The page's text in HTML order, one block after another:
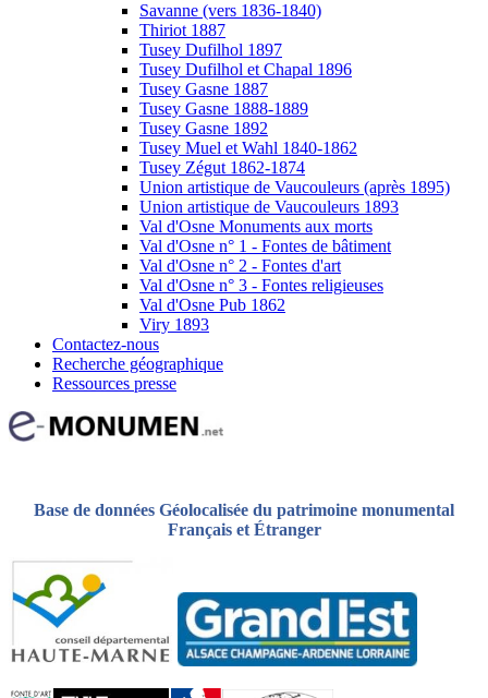
Savanne (vers 1836-1840)
Thiriot 1887
Tusey Dufilhol 1897
Tusey Dufilhol et Chapal 1896
Tusey Gasne 1887
Tusey Gasne 1888-1889
Tusey Gasne 1892
Tusey Muel et Wahl 1840-1862
Tusey Zégut 1862-1874
Union artistique de Vaucouleurs (après 1895)
Union artistique de Vaucouleurs 1893
Val d'Osne Monuments aux morts
Val d'Osne n° 1 - Fontes de bâtiment
Val d'Osne n° 2 - Fontes d'art
Val d'Osne n° 3 - Fontes religieuses
Val d'Osne Pub 1862
Viry 1893
Contactez-nous
Recherche géographique
Ressources presse
Base de données Géolocalisée du patrimoine monumental
Français et Étranger